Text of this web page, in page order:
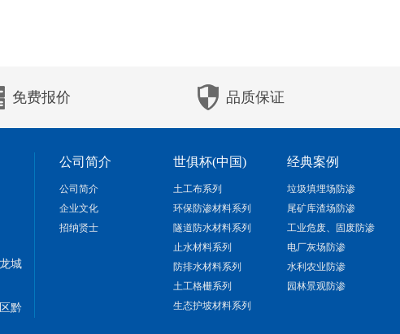
免费报价 品质保证
城
黔
公司简介
公司简介
企业文化
招纳贤士
世俱杯(中国)
土工布系列
环保防渗材料系列
隧道防水材料系列
止水材料系列
防排水材料系列
土工格栅系列
生态护坡材料系列
经典案例
垃圾填埋场防渗
尾矿库渣场防渗
工业危废、固废防渗
电厂灰场防渗
水利农业防渗
园林景观防渗